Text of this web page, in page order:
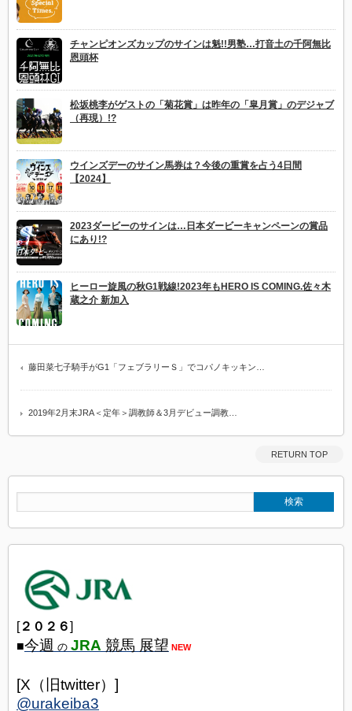
チャンピオンズカップのサインは魁!!男塾…打音土の千阿無比
恩頭杯
松坂桃李がゲストの「菊花賞」は昨年の「皐月賞」のデジャブ
（再現）!?
ウインズデーのサイン馬券は？今後の重賞を占う4日間
【2024】
2023ダービーのサインは…日本ダービーキャンペーンの賞品
にあり!?
ヒーロー旋風の秋G1戦線!2023年もHERO IS COMING.佐々木
蔵之介 新加入
藤田菜七子騎手がG1「フェブラリーＳ」でコパノキッキン…
2019年2月末JRA＜定年＞調教師＆3月デビュー調教…
RETURN TOP
[２０２６]
■今週 の JRA 競馬 展望 NEW
[X（旧twitter）]
@urakeiba3